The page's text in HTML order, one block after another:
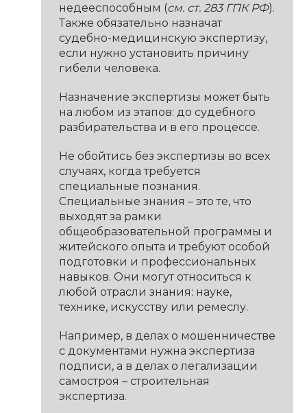
недееспособным (см. ст. 283 ГПК РФ).
Также обязательно назначат
судебно-медицинскую экспертизу,
если нужно установить причину
гибели человека.
Назначение экспертизы может быть
на любом из этапов: до судебного
разбирательства и в его процессе.
Не обойтись без экспертизы во всех
случаях, когда требуется
специальные познания.
Специальные знания – это те, что
выходят за рамки
общеобразовательной программы и
житейского опыта и требуют особой
подготовки и профессиональных
навыков. Они могут относиться к
любой отрасли знания: науке,
технике, искусству или ремеслу.
Например, в делах о мошенничестве
с документами нужна экспертиза
подписи, а в делах о легализации
самостроя – строительная
экспертиза.